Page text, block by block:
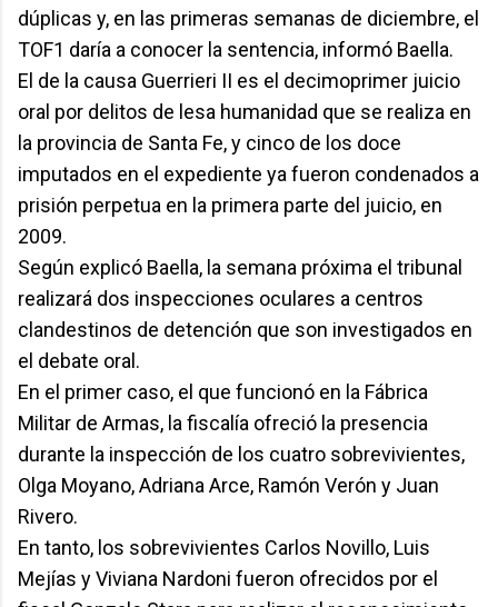
dúplicas y, en las primeras semanas de diciembre, el
TOF1 daría a conocer la sentencia, informó Baella.
El de la causa Guerrieri II es el decimoprimer juicio
oral por delitos de lesa humanidad que se realiza en
la provincia de Santa Fe, y cinco de los doce
imputados en el expediente ya fueron condenados a
prisión perpetua en la primera parte del juicio, en
2009.
Según explicó Baella, la semana próxima el tribunal
realizará dos inspecciones oculares a centros
clandestinos de detención que son investigados en
el debate oral.
En el primer caso, el que funcionó en la Fábrica
Militar de Armas, la fiscalía ofreció la presencia
durante la inspección de los cuatro sobrevivientes,
Olga Moyano, Adriana Arce, Ramón Verón y Juan
Rivero.
En tanto, los sobrevivientes Carlos Novillo, Luis
Mejías y Viviana Nardoni fueron ofrecidos por el